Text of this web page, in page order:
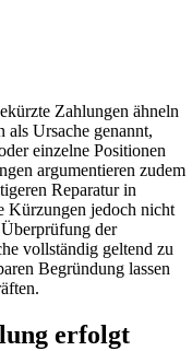
Zahlungen ähneln
Ursache genannt,
einzelne Positionen
argumentieren zudem
Reparatur in
Kürzungen jedoch nicht
der
vollständig geltend zu
Begründung lassen
erfolgt